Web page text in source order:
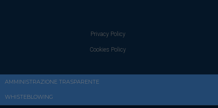
Privacy Policy
Cookies Policy
AMMINISTRAZIONE TRASPARENTE
WHISTEBLOWING